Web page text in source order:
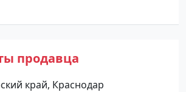
продавца
край, Краснодар